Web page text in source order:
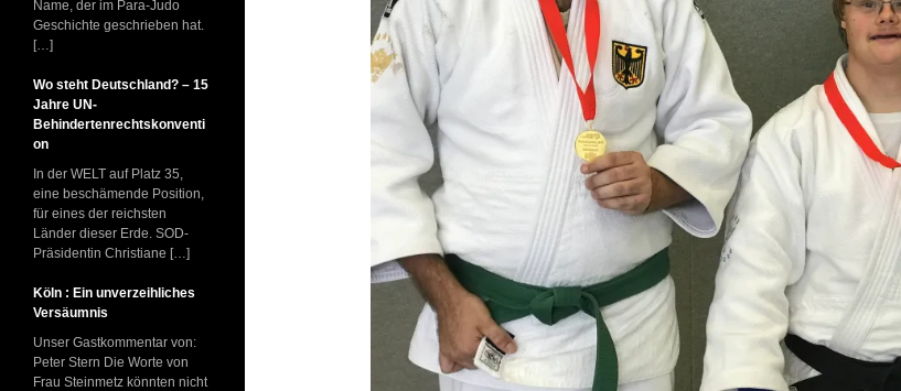
Name, der im Para-Judo
Geschichte geschrieben hat.
[…]
Wo steht Deutschland? – 15
Jahre UN-
Behindertenrechtskonventi
on
In der WELT auf Platz 35,
eine beschämende Position,
für eines der reichsten
Länder dieser Erde. SOD-
Präsidentin Christiane […]
Köln : Ein unverzeihliches
Versäumnis
Unser Gastkommentar von:
Peter Stern Die Worte von
Frau Steinmetz könnten nicht